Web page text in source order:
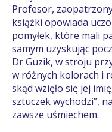
Profesor,
książki opowiada
pomyłek, które mali
samym uzyskując
Dr Guzik, w stroju
w różnych kolorach i
skąd wzięło się jej
sztuczek wychodzi”,
zawsze uśmiechem.